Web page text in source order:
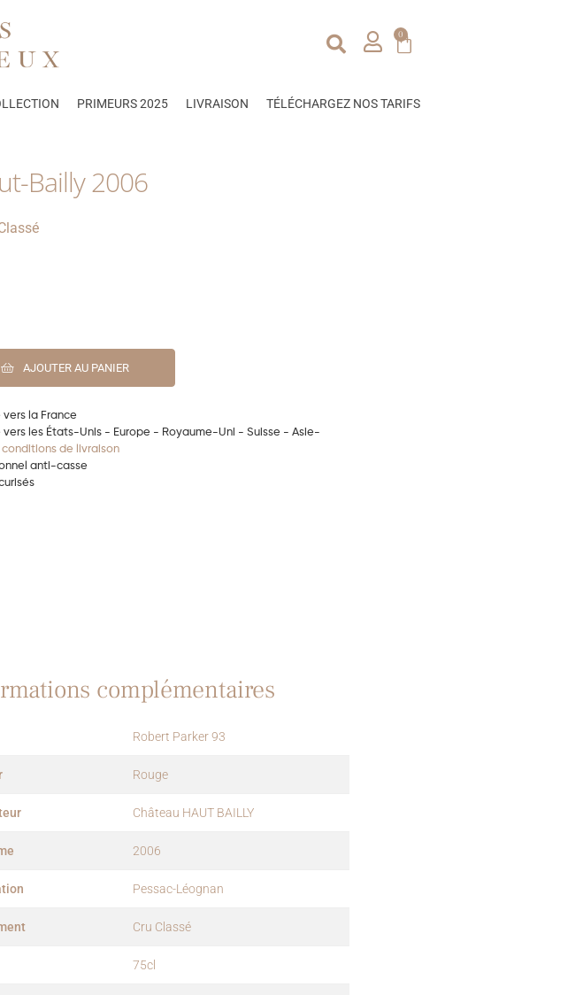
0
PRIMEURS 2025 LIVRAISON TÉLÉCHARGEZ NOS TARIFS
Bailly 2006
AJOUTER AU PANIER
la France
vers les États-Unis - Europe - Royaume-Uni - Suisse - Asie-
de livraison
anti-casse
complémentaires
Robert Parker 93
Rouge
Château HAUT BAILLY
2006
Pessac-Léognan
Cru Classé
75cl